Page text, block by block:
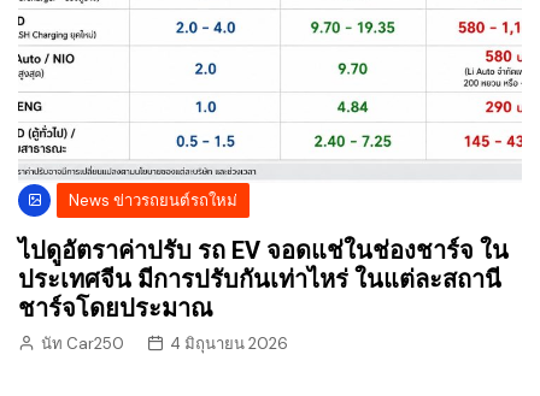
News ข่าวรถยนต์รถใหม่
ไปดูอัตราค่าปรับ รถ EV จอดแช่ในช่องชาร์จ ใน
ประเทศจีน มีการปรับกันเท่าไหร่ ในแต่ละสถานี
ชาร์จโดยประมาณ
นัท Car250 4 มิถุนายน 2026